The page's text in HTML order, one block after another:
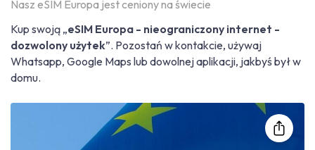
Nasz eSIM Europa jest ceniony na świecie
Kup swoją „eSIM Europa - nieograniczony internet -
dozwolony użytek”. Pozostań w kontakcie, używaj
Whatsapp, Google Maps lub dowolnej aplikacji, jakbyś był w
domu.